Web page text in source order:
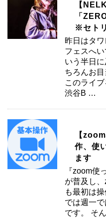
【
「
※セト
昨日はタ
フェスへ
いう半日
ちろんお
このライ
渋谷B …
【
作、使
ます
『zoom使
が普及し
も最初は
では週一
です。 そ